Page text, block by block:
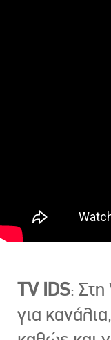
TV IDS:
για κανάλια,